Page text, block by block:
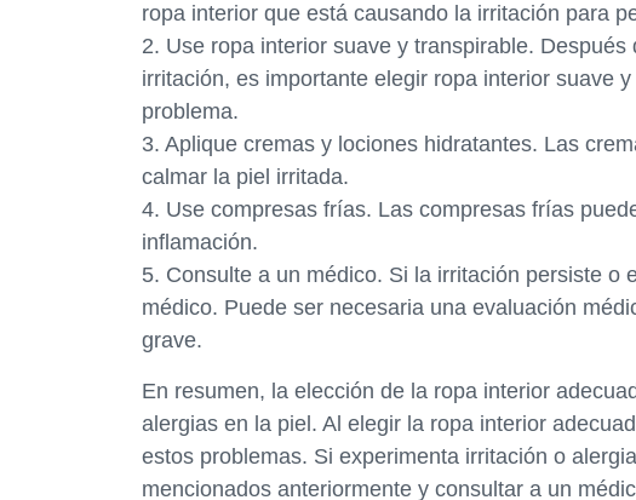
ropa interior que está causando la irritación para
2. Use ropa interior suave y transpirable.
irritación, es importante elegir ropa interior suave
problema.
3. Aplique cremas y lociones hidratantes. Las
calmar la piel irritada.
4. Use compresas frías. Las compresas frías
inflamación.
5. Consulte a un médico. Si la irritación persiste o
médico. Puede ser necesaria una evaluación
grave.
En resumen, la elección de la ropa interior
alergias en la piel. Al elegir la ropa interior
estos problemas. Si experimenta irritación o
mencionados anteriormente y consultar a un